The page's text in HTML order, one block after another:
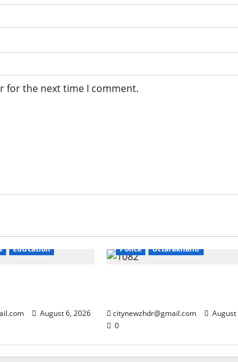
for the next time I comment.
Education
August 6, 2026
Police
Uttarakhand
citynewzhdr@gmail.com
August
0